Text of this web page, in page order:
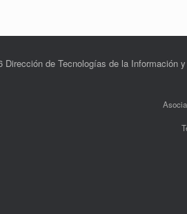
Dirección de Tecnologías de la Información